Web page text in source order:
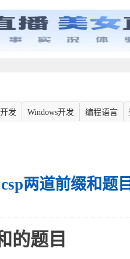
发 Windows开发 编程语言
csp两道前缀和题
的题目